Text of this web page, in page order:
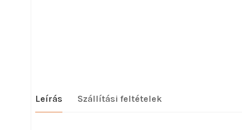
Leírás Szállítási feltételek